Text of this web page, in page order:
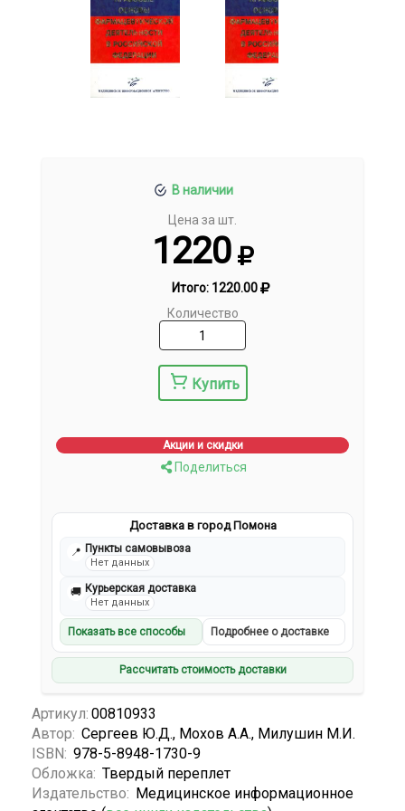
В наличии
Цена за шт.
1220
Итого: 1220.00
Количество
Купить
Акции и скидки
Поделиться
Доставка в город Помона
📍 Пункты самовывоза
Нет данных
🚚 Курьерская доставка
Нет данных
Показать все способы Подробнее о доставке
Рассчитать стоимость доставки
Артикул: 00810933
Автор: Сергеев Ю.Д., Мохов А.А., Милушин М.И.
ISBN: 978-5-8948-1730-9
Обложка: Твердый переплет
Издательство: Медицинское информационное